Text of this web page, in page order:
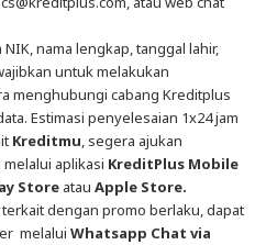
nama lengkap, tanggal lahir,
untuk melakukan
menghubungi cabang Kreditplus
Estimasi penyelesaian 1x24 jam
Kreditmu, segera ajukan
melalui aplikasi KreditPlus Mobile
Store atau Apple Store.
dengan promo berlaku, dapat
melalui Whatsapp Chat via